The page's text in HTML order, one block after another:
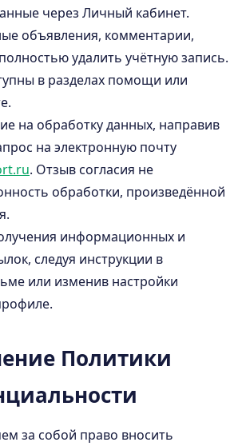
через Личный кабинет.
объявления, комментарии,
удалить учётную запись.
в разделах помощи или
на обработку данных, направив
на электронную почту
. Отзыв согласия не
обработки, произведённой
информационных и
следуя инструкции в
или изменив настройки
Политики
за собой право вносить